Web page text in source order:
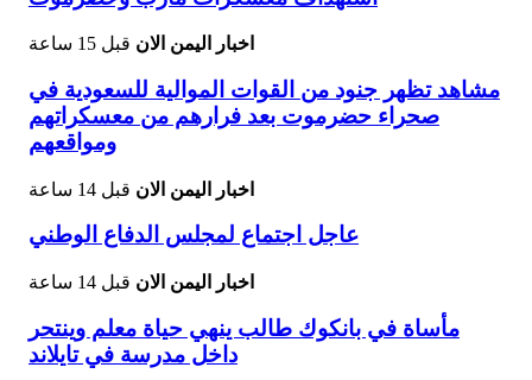
اخبار اليمن الان قبل 15 ساعة
مشاهد تظهر جنود من القوات الموالية للسعودية في
صحراء حضرموت بعد فرارهم من معسكراتهم
ومواقعهم
اخبار اليمن الان قبل 14 ساعة
عاجل اجتماع لمجلس الدفاع الوطني
اخبار اليمن الان قبل 14 ساعة
مأساة في بانكوك طالب ينهي حياة معلم وينتحر
داخل مدرسة في تايلاند